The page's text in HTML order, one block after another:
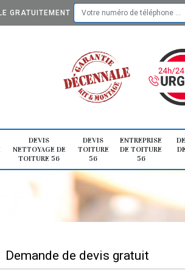
GRATUITEMENT
DEVIS
NETTOYAGE DE
TOITURE 56
DEVIS
TOITURE
56
ENTREPRISE
DE TOITURE
56
Demande de devis gratuit